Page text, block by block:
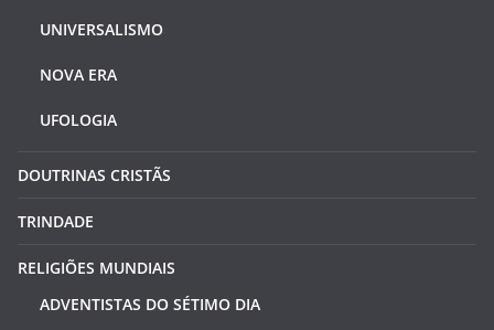
UNIVERSALISMO
NOVA ERA
UFOLOGIA
DOUTRINAS CRISTÃS
TRINDADE
RELIGIÕES MUNDIAIS
ADVENTISTAS DO SÉTIMO DIA